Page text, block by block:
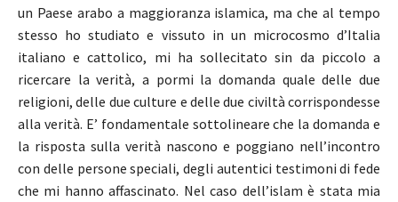
un Paese arabo a maggioranza islamica, ma che al tempo
stesso ho studiato e vissuto in un microcosmo d’Italia
italiano e cattolico, mi ha sollecitato sin da piccolo a
ricercare la verità, a pormi la domanda quale delle due
religioni, delle due culture e delle due civiltà corrispondesse
alla verità. E’ fondamentale sottolineare che la domanda e
la risposta sulla verità nascono e poggiano nell’incontro
con delle persone speciali, degli autentici testimoni di fede
che mi hanno affascinato. Nel caso dell’islam è stata mia